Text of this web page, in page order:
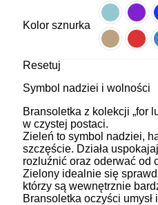
Kolor sznurka
Resetuj
Symbol nadziei i wolności
Bransoletka z kolekcji „for
w czystej postaci.
Zieleń to symbol nadziei,
szczęście. Działa
rozluźnić oraz oderwać od
Zielony idealnie się
którzy są wewnętrznie
Bransoletka oczyści umysł